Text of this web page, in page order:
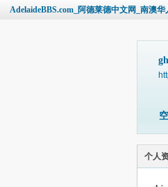
AdelaideBBS.com_阿德莱德中文网_南澳
个人